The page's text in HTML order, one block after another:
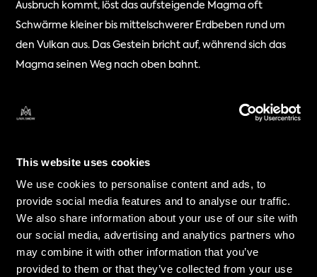
This website uses cookies
We use cookies to personalise content and ads, to
provide social media features and to analyse our traffic.
We also share information about your use of our site with
our social media, advertising and analytics partners who
may combine it with other information that you’ve
provided to them or that they’ve collected from your use
Ausbruch kommt, löst das aufsteigende Magma oft
Schwärme kleiner bis mittelschwerer Erdbeben rund um
den Vulkan aus. Das Gestein bricht auf, während sich das
Magma seinen Weg nach oben bahnt.
können minimale Veränderungen der Geländehöhe
ansammelt, wölbt sich der Boden nach oben – ähnlich wie
ein Luftballon, der unter der Erdkruste aufgeblasen wird.
Schmelzen an der Eiskappe:
Da der Grímsvötn unter einem
Gletscher liegt, kann die aufsteigende Hitze das Eis an
seiner Basis schmelzen lassen. Dies kann zu plötzlichen
Gletscherläufen (Jökulhlaups) führen, noch bevor Magma